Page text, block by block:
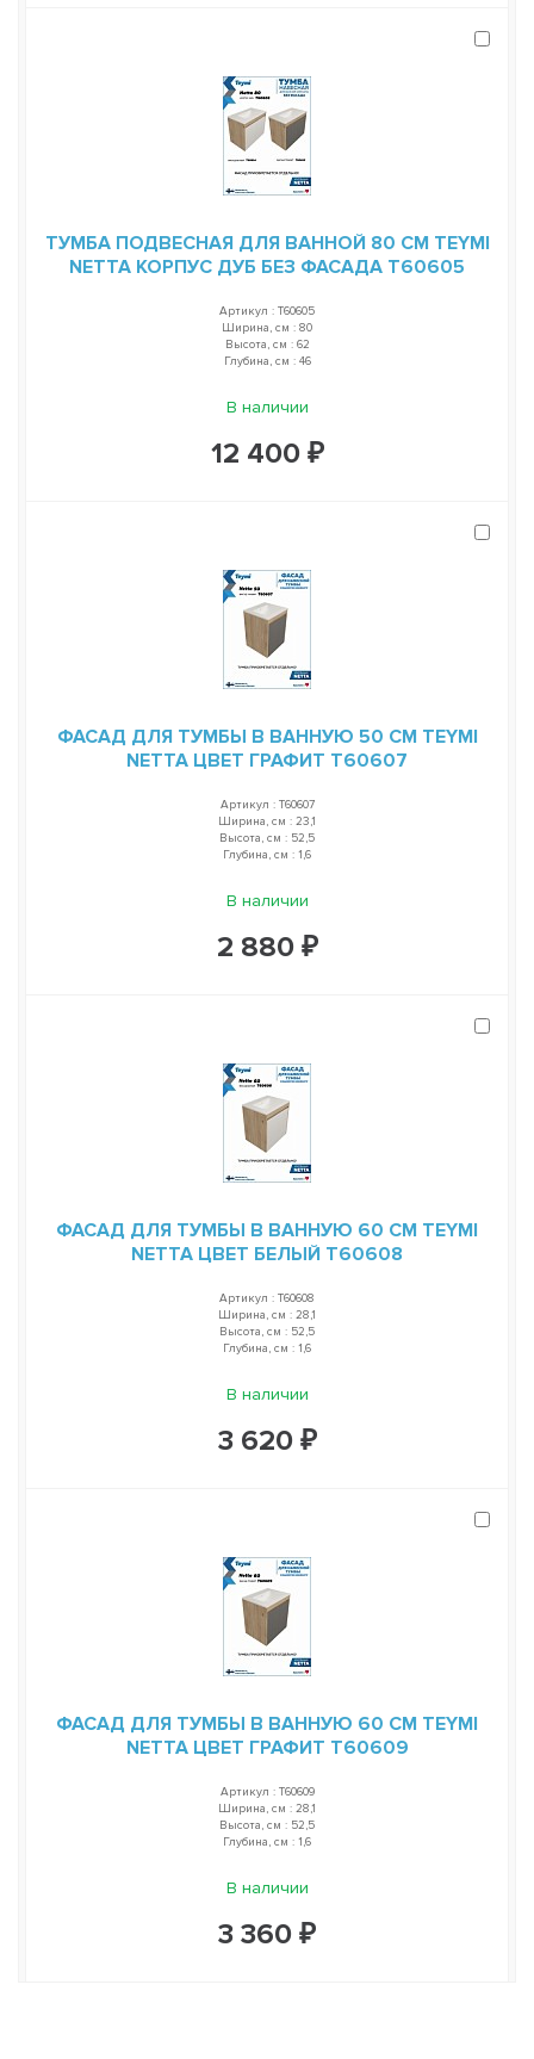
ТУМБА ПОДВЕСНАЯ ДЛЯ ВАННОЙ 80 СМ TEYMI
NETTA КОРПУС ДУБ БЕЗ ФАСАДА T60605
Артикул : T60605
Ширина, см : 80
Высота, см : 62
Глубина, см : 46
В наличии
12 400 ₽
ФАСАД ДЛЯ ТУМБЫ В ВАННУЮ 50 СМ TEYMI
NETTA ЦВЕТ ГРАФИТ T60607
Артикул : T60607
Ширина, см : 23,1
Высота, см : 52,5
Глубина, см : 1,6
В наличии
2 880 ₽
ФАСАД ДЛЯ ТУМБЫ В ВАННУЮ 60 СМ TEYMI
NETTA ЦВЕТ БЕЛЫЙ T60608
Артикул : T60608
Ширина, см : 28,1
Высота, см : 52,5
Глубина, см : 1,6
В наличии
3 620 ₽
ФАСАД ДЛЯ ТУМБЫ В ВАННУЮ 60 СМ TEYMI
NETTA ЦВЕТ ГРАФИТ T60609
Артикул : T60609
Ширина, см : 28,1
Высота, см : 52,5
Глубина, см : 1,6
В наличии
3 360 ₽